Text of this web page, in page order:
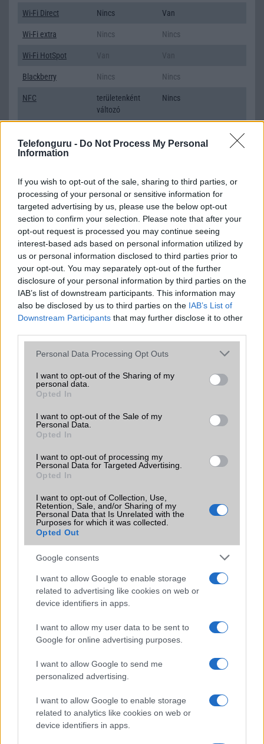
Telefonguru - Do Not Process My Personal
Information
If you wish to opt-out of the sale, sharing to third parties, or
processing of your personal or sensitive information for
targeted advertising by us, please use the below opt-out
section to confirm your selection. Please note that after your
opt-out request is processed you may continue seeing
interest-based ads based on personal information utilized by
us or personal information disclosed to third parties prior to
your opt-out. You may separately opt-out of the further
disclosure of your personal information by third parties on the
IAB’s list of downstream participants. This information may
also be disclosed by us to third parties on the IAB’s List of
Downstream Participants that may further disclose it to other
Please note that this website/app uses one or more Google
not limited to your visit or usage behaviour. You may click to
grant or deny consent to Google and its third-party tags to
use your data for below specified purposes in below Google
consent section.
Personal Data Processing Opt Outs
I want to opt-out of the Sharing of my
personal data.
Opted In
I want to opt-out of the Sale of my
Personal Data.
Opted In
I want to opt-out of processing my
Personal Data for Targeted Advertising.
Opted In
I want to opt-out of Collection, Use,
Retention, Sale, and/or Sharing of my
Personal Data that Is Unrelated with the
Purposes for which it was collected.
Opted Out
Google consents
I want to allow Google to enable storage
related to advertising like cookies on web or
device identifiers in apps.
I want to allow my user data to be sent to
Google for online advertising purposes.
I want to allow Google to send me
personalized advertising.
I want to allow Google to enable storage
related to analytics like cookies on web or
device identifiers in apps.
Wi-Fi Direct Nincs Van
Wi-Fi extra Nincs Nincs
Wi-Fi HotSpot
Blackberry Nincs Nincs
NFC
területenként
változó
Nincs
GPS
Galileo (EU),
QZSS (Japán)
aGPS (USA), Glonass
Push to Talk Nincs Nincs
AKKUMULÁTOR
Típus Li-Polimer
Készenléti idő h /
Cserélhetőség
Az akkumulátor
nem vehetõ ki!
Az akkumulátor nem
vehetõ ki!
Beszélgetési idő h /
Vezeték nélkül
Gyorstöltésre alkalmas
ALKALMAZÁSOK ÉS ÉRZÉKELŐK
Java Nincs
Flash/Ujjlenyomat
SNS integráció alap szolgáltatás
T9 szótár
alkalmazás
alkalmazás független
Office alkalmazások
iDV = Document
viewer (Word,
Excel,
iBooks PDF
reader)
alap szolgáltatás
Iránytũ ecompass ecompass
Extrák
ultra széles
EGYÉB
alap szolgáltatás
SIM típus eSIM
SIM-ek száma 2 2
Flight mode Van